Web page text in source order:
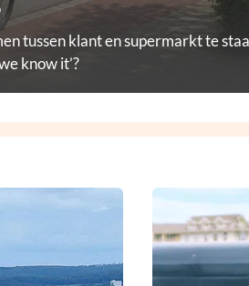
tussen klant en supermarkt te
know it’?